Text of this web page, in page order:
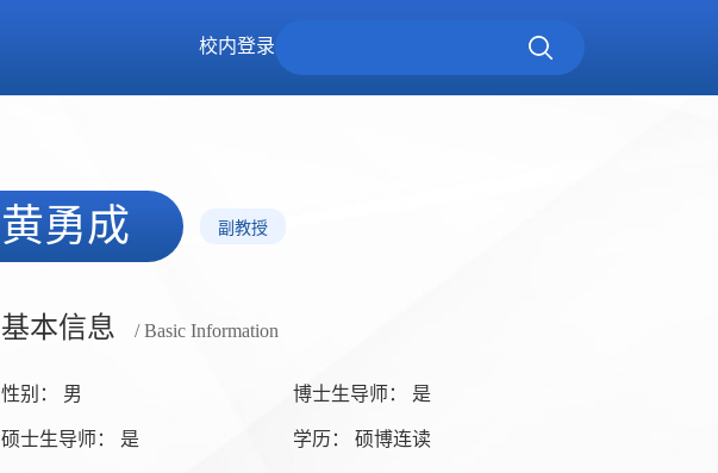
校内登录
黄勇成 副教授
基本信息 / Basic Information
性别： 男 博士生导师： 是
硕士生导师： 是 学历： 硕博连读